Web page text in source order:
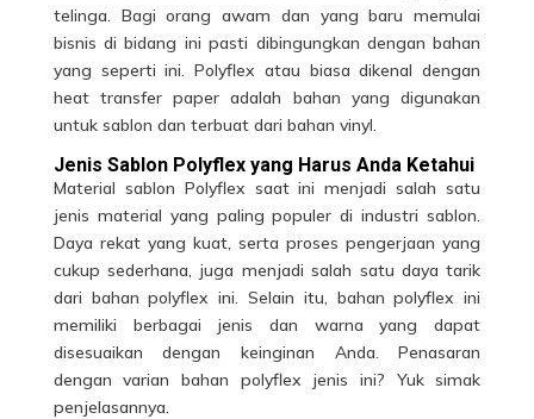
telinga. Bagi orang awam dan yang baru memulai
bisnis di bidang ini pasti dibingungkan dengan bahan
yang seperti ini. Polyflex atau biasa dikenal dengan
heat transfer paper adalah bahan yang digunakan
untuk sablon dan terbuat dari bahan vinyl.
Jenis Sablon Polyflex yang Harus Anda Ketahui
Material sablon Polyflex saat ini menjadi salah satu
jenis material yang paling populer di industrisablon.
Daya rekat yang kuat, serta proses pengerjaan yang
cukup sederhana, juga menjadi salah satu daya tarik
dari bahan polyflex ini. Selain itu, bahan polyflex ini
memiliki berbagai jenis dan warna yang dapat
disesuaikan dengan keinginan Anda. Penasaran
dengan varian bahan polyflex jenis ini? Yuk simak
penjelasannya.